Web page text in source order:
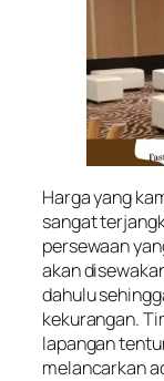
Harga yang
sangat
persewaan
akan
dahulu
kekurangan.
lapangan
melancarkan